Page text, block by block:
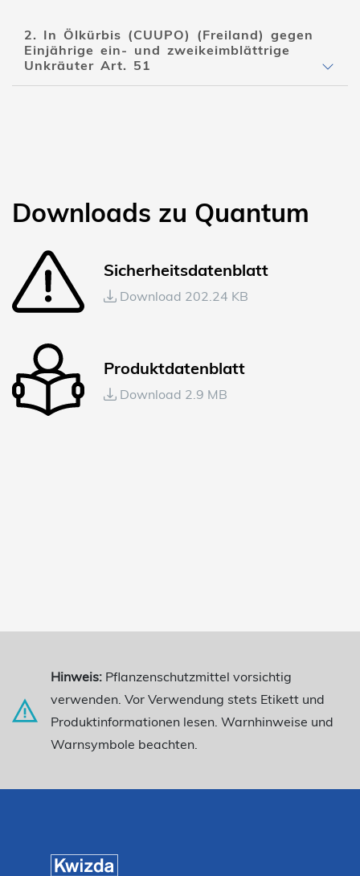
2. In Ölkürbis (CUUPO) (Freiland) gegen
Einjährige ein- und zweikeimblättrige
Unkräuter Art. 51
Downloads zu Quantum
Sicherheitsdatenblatt
Download 202.24 KB
Produktdatenblatt
Download 2.9 MB
Hinweis: Pflanzenschutzmittel vorsichtig
verwenden. Vor Verwendung stets Etikett und
Produktinformationen lesen. Warnhinweise und
Warnsymbole beachten.